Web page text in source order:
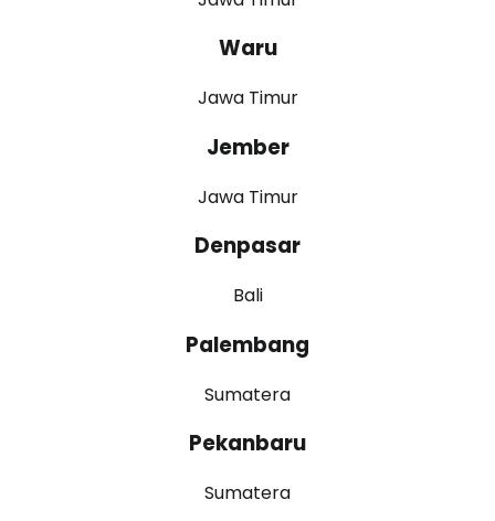
Waru
Jawa Timur
Jember
Jawa Timur
Denpasar
Bali
Palembang
Sumatera
Pekanbaru
Sumatera